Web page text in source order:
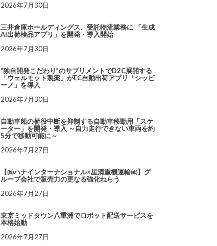
2026年7月30日
三井倉庫ホールディングス、受託物流業務に 「生成
AI出荷検品アプリ」を開発・導入開始
2026年7月30日
“独自開発こだわり”のサプリメントでD2C展開する
「ウェルモット製薬」がEC自動出荷アプリ「シッピ
ーノ」を導入
2026年7月30日
自動車船の荷役中断を抑制する自動車移動用「スケ
ーター」を開発・導入 ～自力走行できない車両を約
5分で移動可能に～
2026年7月27日
【㈱ハナインターナショナル×星清重機運輸㈱】グ
ループ会社で販売力の更なる強化ねらう
2026年7月27日
東京ミッドタウン八重洲でロボット配送サービスを
本格始動
2026年7月27日